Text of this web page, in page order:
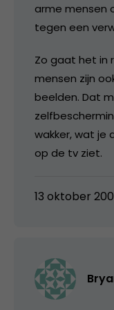
arme mensen
tegen een
Zo gaat het in
mensen zijn
beelden. Dat
wakker, wat je
op de tv ziet.
13 oktober